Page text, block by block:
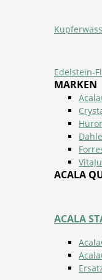
Edelstein-
MARKEN
ACALA
ACALA